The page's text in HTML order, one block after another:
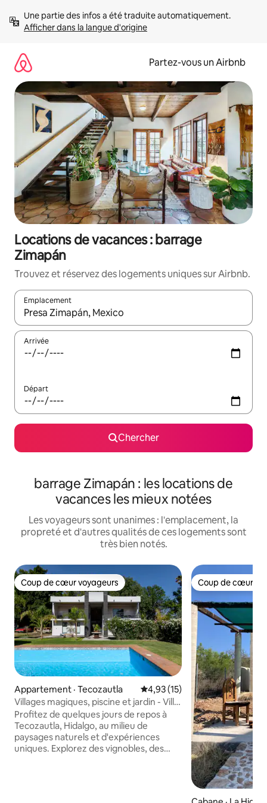
directement
Afficher dans la langue d'origine
Partez-vous un Airbnb
Locations de vacances : barrage
Zimapán
Trouvez et réservez des logements uniques sur Airbnb.
Emplacement
Quand les résultats sont affichés, parcourez-les en utilisant
Arrivée
Départ
Chercher
barrage Zimapán : les locations de
vacances les mieux notées
Les voyageurs sont unanimes : l'emplacement, la
propreté et d'autres qualités de ces logements sont
très bien notés.
Coup de cœur voyageurs
Coup de cœur voyageurs
Appartement · Tecozautla Note moyenne de 4,93 sur 5,
4,93 (15)
Villages magiques, piscine et jardin - Villa
Celia 6
Profitez de quelques jours de repos à
Tecozautla, Hidalgo, au milieu de
paysages naturels et d'expériences
uniques. Explorez des vignobles, des
Coup de cœur
Coup de cœur